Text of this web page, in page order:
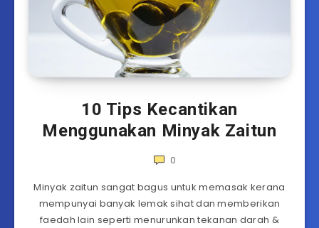
10 Tips Kecantikan
Menggunakan Minyak Zaitun
0
Minyak zaitun sangat bagus untuk memasak kerana
mempunyai banyak lemak sihat dan memberikan
faedah lain seperti menurunkan tekanan darah &